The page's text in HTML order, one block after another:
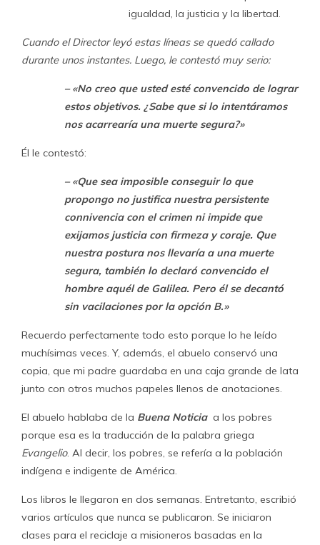
igualdad, la justicia y la libertad.
Cuando el Director leyó estas líneas se quedó callado
durante unos instantes. Luego, le contestó muy serio:
– «No creo que usted esté convencido de lograr
estos objetivos. ¿Sabe que si lo intentáramos
nos acarrearía una muerte segura?»
Él le contestó:
– «Que sea imposible conseguir lo que
propongo no justifica nuestra persistente
connivencia con el crimen ni impide que
exijamos justicia con firmeza y coraje. Que
nuestra postura nos llevaría a una muerte
segura, también lo declaró convencido el
hombre aquél de Galilea. Pero él se decantó
sin vacilaciones por la opción B.»
Recuerdo perfectamente todo esto porque lo he leído
muchísimas veces. Y, además, el abuelo conservó una
copia, que mi padre guardaba en una caja grande de lata
junto con otros muchos papeles llenos de anotaciones.
El abuelo hablaba de la Buena Noticia a los pobres
porque esa es la traducción de la palabra griega
Evangelio. Al decir, los pobres, se refería a la población
indígena e indigente de América.
Los libros le llegaron en dos semanas. Entretanto, escribió
varios artículos que nunca se publicaron. Se iniciaron
clases para el reciclaje a misioneros basadas en la